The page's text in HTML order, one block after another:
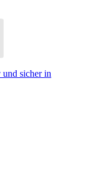
sicher in